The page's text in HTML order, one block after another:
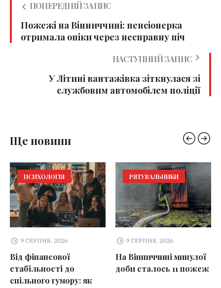
ПОПЕРЕДНІЙ ЗАПИС
Пожежі на Вінниччині: пенсіонерка
отримала опіки через несправну піч
НАСТУПНИЙ ЗАПИС
У Літині вантажівка зіткнулася зі
службовим автомобілем поліції
Ще новини
ПСИХОЛОГІЯ
9 СЕРПНЯ, 2026
Від фінансової
стабільності до
спільного гумору: як
РЯТУВАЛЬНИКИ
9 СЕРПНЯ, 2026
На Вінниччині минулої
доби сталось 11 пожеж